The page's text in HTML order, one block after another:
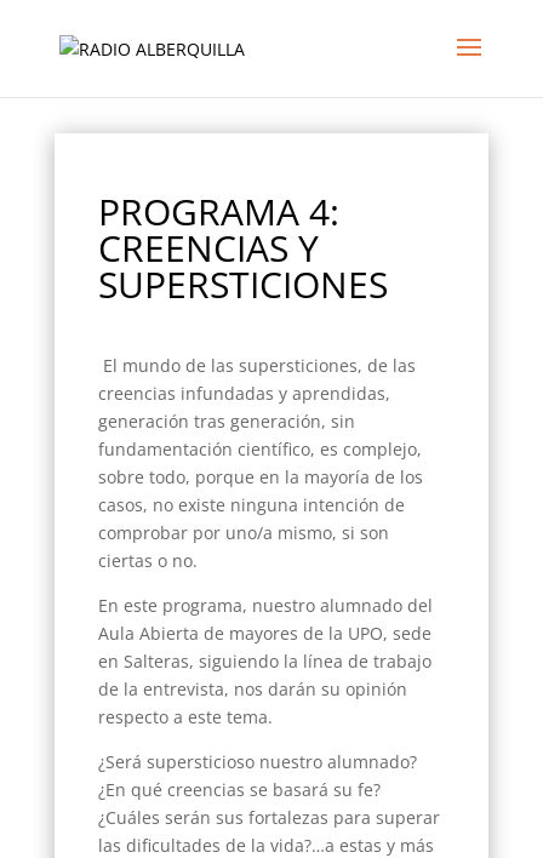
PROGRAMA 4:
CREENCIAS Y
SUPERSTICIONES
El mundo de las supersticiones, de las
creencias infundadas y aprendidas,
generación tras generación, sin
fundamentación científico, es complejo,
sobre todo, porque en la mayoría de los
casos, no existe ninguna intención de
comprobar por uno/a mismo, si son
ciertas o no.
En este programa, nuestro alumnado del
Aula Abierta de mayores de la UPO, sede
en Salteras, siguiendo la línea de trabajo
de la entrevista, nos darán su opinión
respecto a este tema.
¿Será supersticioso nuestro alumnado?
¿En qué creencias se basará su fe?
¿Cuáles serán sus fortalezas para superar
las dificultades de la vida?…a estas y más